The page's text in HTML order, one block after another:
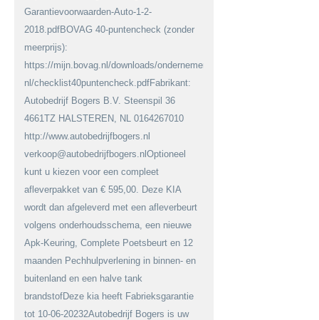
Garantievoorwaarden-Auto-1-2-
2018.pdfBOVAG 40-puntencheck (zonder
meerprijs):
https://mijn.bovag.nl/downloads/ondernemerschap/viabovag-
nl/checklist40puntencheck.pdfFabrikant:
Autobedrijf Bogers B.V. Steenspil 36
4661TZ HALSTEREN, NL 0164267010
http://www.autobedrijfbogers.nl
verkoop@autobedrijfbogers.nlOptioneel
kunt u kiezen voor een compleet
afleverpakket van € 595,00. Deze KIA
wordt dan afgeleverd met een afleverbeurt
volgens onderhoudsschema, een nieuwe
Apk-Keuring, Complete Poetsbeurt en 12
maanden Pechhulpverlening in binnen- en
buitenland en een halve tank
brandstofDeze kia heeft Fabrieksgarantie
tot 10-06-20232Autobedrijf Bogers is uw